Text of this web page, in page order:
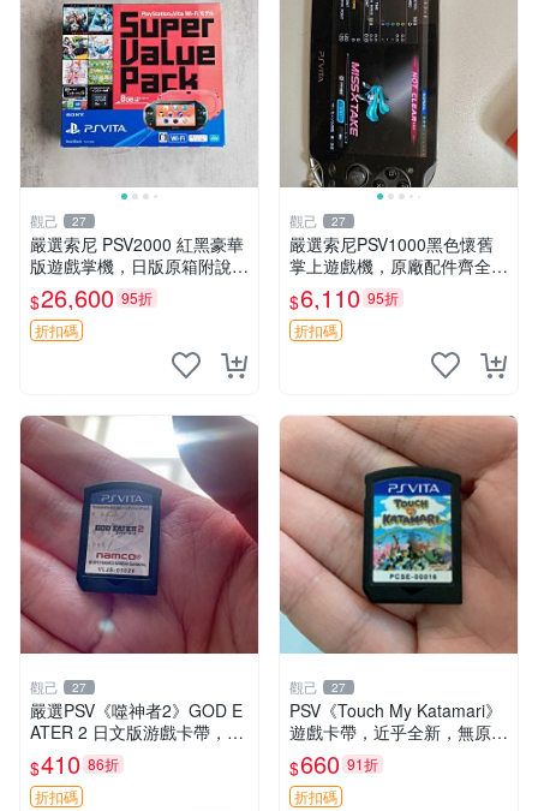
觀己 27
嚴選索尼 PSV2000 紅黑豪華
版遊戲掌機，日版原箱附說明
書 PSV2000 紅黑色 豪華版
日版 品牌 Sony
$26,600 95折
折扣碼
觀己 27
嚴選索尼PSV1000黑色懷舊
掌上遊戲機，原廠配件齊全
新手舊手皆可入手 懷舊遊戲
PlayStation Vita 測試無誤 電
腦連接直通遊玩 PSV
$6,110 95折
折扣碼
觀己 27
嚴選PSV《噬神者2》GOD E
ATER 2 日文版游戲卡帶，成
色尚佳輕微使用痕跡，功能正
常無故障，適合收藏愛好者。
PSV卡帶 相機 功能遊戲 嚴選
$410 86折
折扣碼
觀己 27
PSV《Touch My Katamari》
遊戲卡帶，近乎全新，無原廠
包裝，經典滾動球樂趣等你來
挑戰，嚴選好物推薦。Katam
ari Touch 測試版
$660 91折
折扣碼